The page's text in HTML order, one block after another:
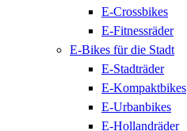
E-Crossbikes
E-Fitnessräder
E-Bikes für die Stadt
E-Stadträder
E-Kompaktbikes
E-Urbanbikes
E-Hollandräder